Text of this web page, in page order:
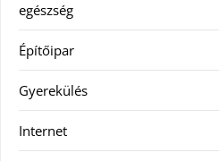
egészség
Építőipar
Gyerekülés
Internet